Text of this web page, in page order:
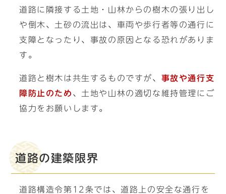
道路に隣接する土地・山林からの樹木の張り出し
や倒木、土砂の流出は、車両や歩行者等の通行に
支障となったり、事故の原因となる恐れがありま
す。
道路と樹木は共生するものですが、 事故や通行支
障防止のため 、土地や山林の適切な維持管理にご
協力をお願いします。
道路の建築限界
道路構造令第12条では、道路上の安全な通行を